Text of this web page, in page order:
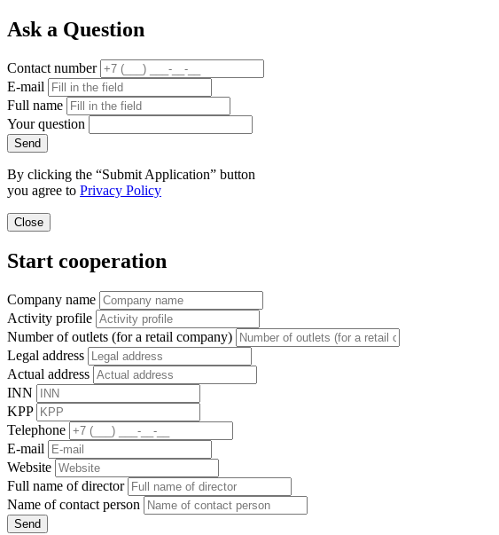
Ask a Question
Contact number
E-mail
Full name
Your question
Send
By clicking the “Submit Application” button
you agree to Privacy Policy
Close
Start cooperation
Company name
Activity profile
Number of outlets (for a retail company)
Legal address
Actual address
INN
KPP
Telephone
E-mail
Website
Full name of director
Name of contact person
Send